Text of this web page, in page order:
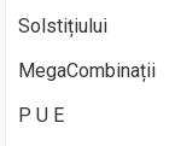
Solstițiului
MegaCombinații
P U E